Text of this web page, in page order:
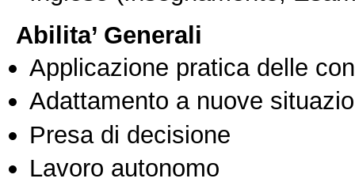
Abilita’ Generali
Applicazione pratica delle
Adattamento a nuove
Presa di decisione
Lavoro autonomo